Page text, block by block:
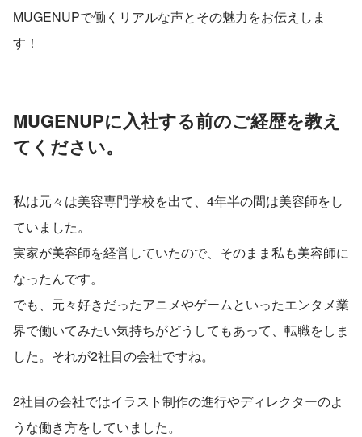
MUGENUPで働くリアルな声とその魅力をお伝えしま
す！
MUGENUPに入社する前のご経歴を教え
てください。
私は元々は美容専門学校を出て、4年半の間は美容師をし
ていました。
実家が美容師を経営していたので、そのまま私も美容師に
なったんです。
でも、元々好きだったアニメやゲームといったエンタメ業
界で働いてみたい気持ちがどうしてもあって、転職をしま
した。それが2社目の会社ですね。
2社目の会社ではイラスト制作の進行やディレクターのよ
うな働き方をしていました。